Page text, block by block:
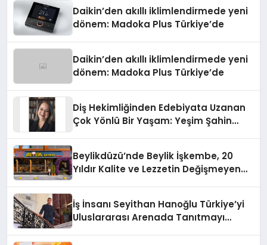
Daikin’den akıllı iklimlendirmede yeni
dönem: Madoka Plus Türkiye’de
Daikin’den akıllı iklimlendirmede yeni
dönem: Madoka Plus Türkiye’de
Diş Hekimliğinden Edebiyata Uzanan
Çok Yönlü Bir Yaşam: Yeşim Şahin
Beylikdüzü’nde Beylik İşkembe, 20
Yıldır Kalite ve Lezzetin Değişmeyen
İş İnsanı Seyithan Hanoğlu Türkiye’yi
Uluslararası Arenada Tanıtmayı